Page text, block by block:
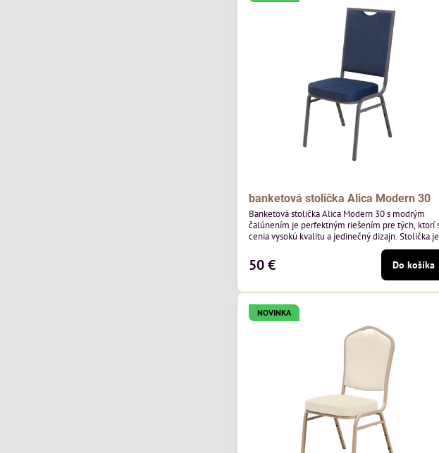
banketová stolička Alica Modern 30
Banketová stolička Alica Modern 30 s modrým
čalúnením je perfektným riešením pre tých, ktorí
cenia vysokú kvalitu a jedinečný dizajn. Stolička je
výnimočná použitím vysoko kvalitného modrého
zamatového čalúnenia od poľského výrobcu Davis
ktorého látka má hmotnosť 390 g/m², čo zaručuje
50 € Do košíka
NOVINKA